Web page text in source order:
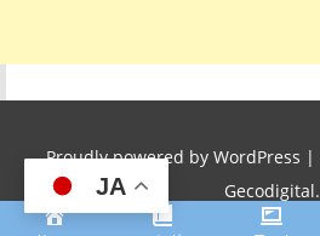
Proudly powered by WordPress |
Gecodigital.
JA